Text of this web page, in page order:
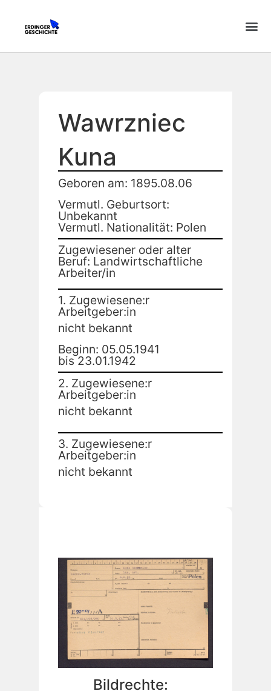
Wawrzniec
Kuna
Geboren am: 1895.08.06
Vermutl. Geburtsort:
Unbekannt
Vermutl. Nationalität: Polen
Zugewiesener oder alter
Beruf: Landwirtschaftliche
Arbeiter/in
1. Zugewiesene:r
Arbeitgeber:in
nicht bekannt
Beginn: 05.05.1941
bis 23.01.1942
2. Zugewiesene:r
Arbeitgeber:in
nicht bekannt
3. Zugewiesene:r
Arbeitgeber:in
nicht bekannt
Bildrechte: